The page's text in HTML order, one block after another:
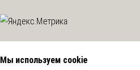
Мы используем cookie